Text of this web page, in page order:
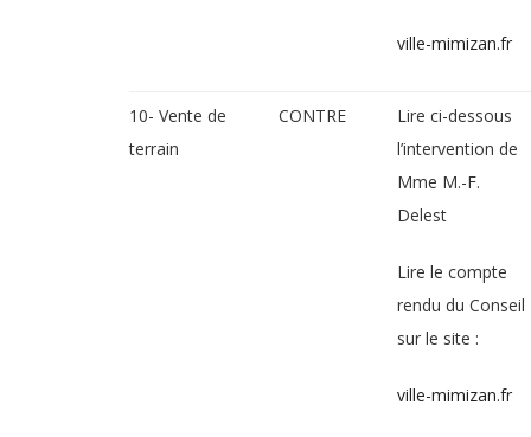
ville-mimizan.fr
10- Vente de
terrain
CONTRE
Lire ci-dessous
l’intervention de
Mme M.-F.
Delest
Lire le compte
rendu du Conseil
sur le site :
ville-mimizan.fr